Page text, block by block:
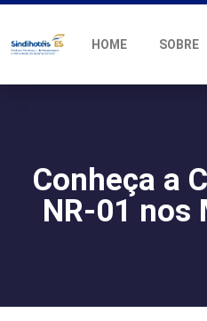
HOME SOBRE
Conheça a
NR-01 nos